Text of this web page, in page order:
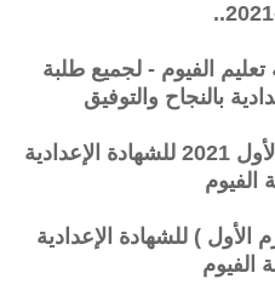
الفيوم - لجميع طلبة
بالنجاح والتوفيق
الان نتيجة الفصل الدراسي الأول 2021 للشهادة الإعدادية
الفيوم
الأول ) للشهادة الإعدادية
الفيوم